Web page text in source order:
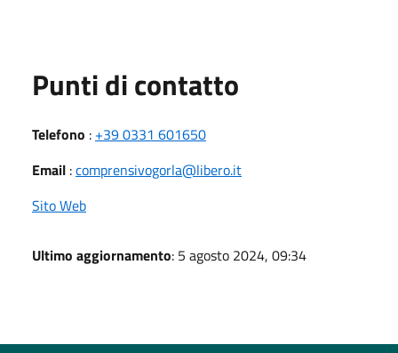
Punti di contatto
Telefono : +39 0331 601650
Email :comprensivogorla@libero.it
Sito Web
Ultimo aggiornamento: 5 agosto 2024, 09:34